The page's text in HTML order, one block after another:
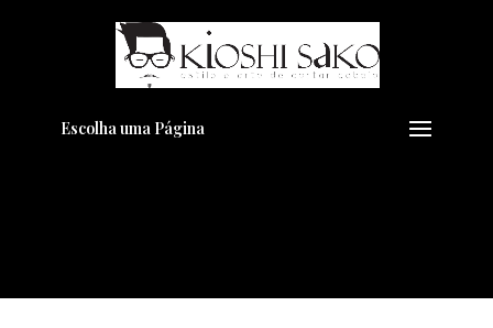
Escolha uma Página
Pensando em transformar seu
Visual??